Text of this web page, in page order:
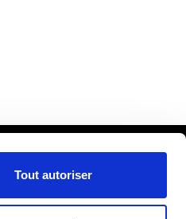
Tout autoriser